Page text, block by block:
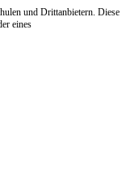
und Drittanbietern. Diese
eines